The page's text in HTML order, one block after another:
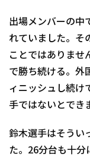
出場メンバーの中
れていました。そ
ことではありませ
で勝ち続ける。外
ィニッシュし続け
手ではないとでき
鈴木選手はそうい
た。26分台も十分